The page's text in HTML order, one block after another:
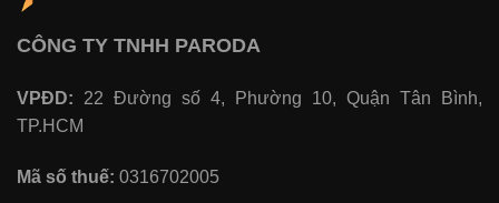
CÔNG TY TNHH PARODA
VPĐD: 22 Đường số 4, Phường 10, Quận Tân Bình,
TP.HCM
Mã số thuế: 0316702005